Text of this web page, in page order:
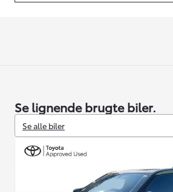
Se lignende brugte biler.
Se alle biler